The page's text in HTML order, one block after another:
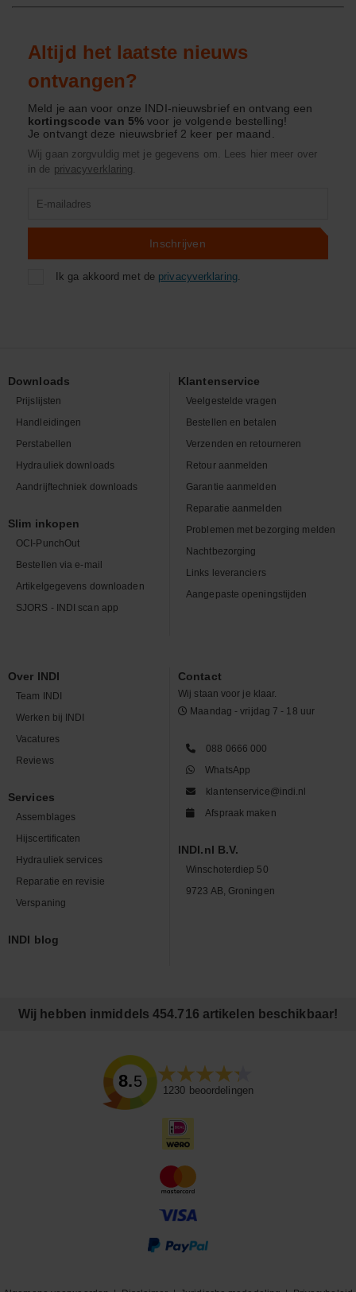
Altijd het laatste nieuws
ontvangen?
Meld je aan voor onze INDI-nieuwsbrief en ontvang een
kortingscode van 5%voor je volgende bestelling!
Je ontvangt deze nieuwsbrief 2 keer per maand.
Wij gaan zorgvuldig met je gegevens om. Lees hier meer over
in de privacyverklaring.
Inschrijven
Ik ga akkoord met de privacyverklaring.
Downloads
Prijslijsten
Handleidingen
Perstabellen
Hydrauliek downloads
Aandrijftechniek downloads
Slim inkopen
OCI-PunchOut
Bestellen via e-mail
Artikelgegevens downloaden
SJORS - INDI scan app
Klantenservice
Veelgestelde vragen
Bestellen en betalen
Verzenden en retourneren
Retour aanmelden
Garantie aanmelden
Reparatie aanmelden
Problemen met bezorging melden
Nachtbezorging
Links leveranciers
Aangepaste openingstijden
Over INDI
Team INDI
Werken bij INDI
Vacatures
Reviews
Services
Assemblages
Hijscertificaten
Hydrauliek services
Reparatie en revisie
Verspaning
INDI blog
Contact
Wij staan voor je klaar.
Maandag - vrijdag 7 - 18 uur
088 0666 000
WhatsApp
klantenservice@indi.nl
Afspraak maken
INDI.nl B.V.
Winschoterdiep 50
9723 AB, Groningen
Wij hebben inmiddels 454.716 artikelen beschikbaar!
8.5
1230 beoordelingen